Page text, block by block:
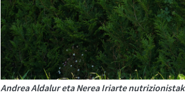
Andrea Aldalur eta Nerea Iriarte